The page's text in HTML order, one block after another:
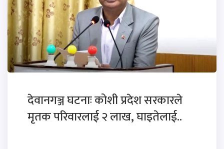
देवानगञ्ज घटनाः कोशी प्रदेश सरकारले
मृतक परिवारलाई २ लाख, घाइतेलाई..